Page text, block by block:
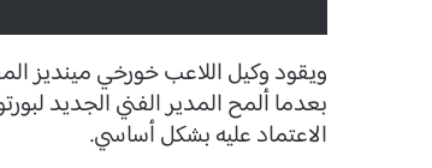
ويقود وكيل اللاعب خورخي مينديز
بعدما ألمح المدير الفني الجديد
الاعتماد عليه بشكل أساسي.